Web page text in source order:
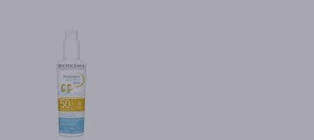
skóra(90)
szyja(22)
oczy(15)
włosy(11)